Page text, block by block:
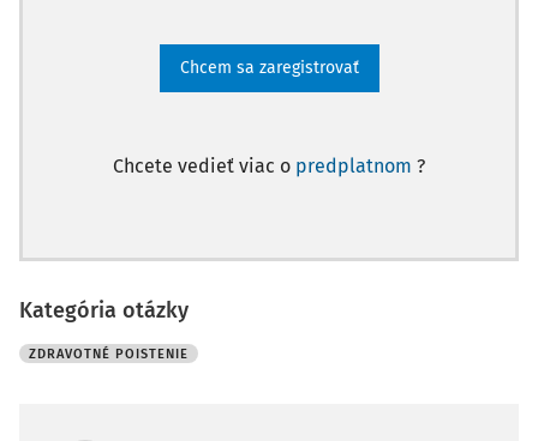
Chcem sa zaregistrovať
Chcete vedieť viac o predplatnom ?
Kategória otázky
ZDRAVOTNÉ POISTENIE